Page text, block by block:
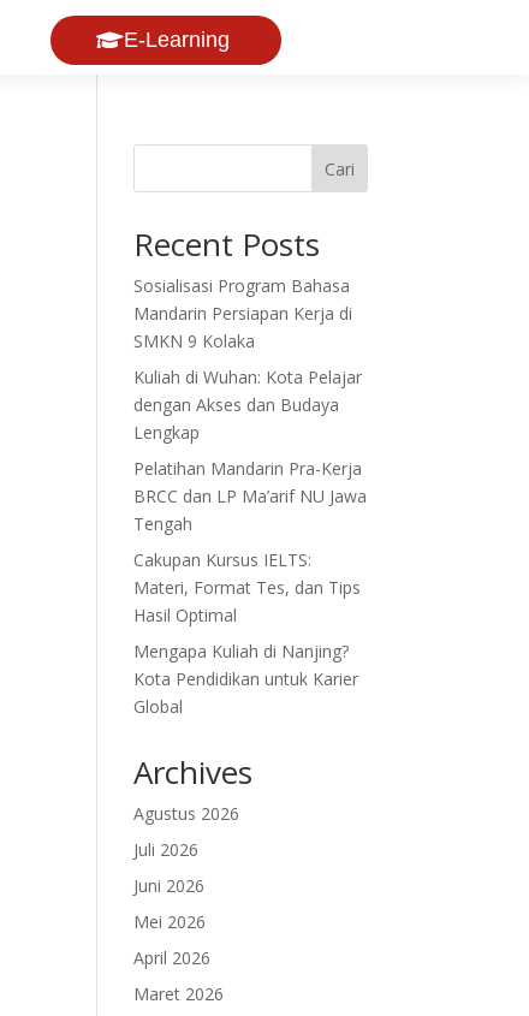
E-Learning
Cari
Recent Posts
Sosialisasi Program Bahasa
Mandarin Persiapan Kerja di
SMKN 9 Kolaka
Kuliah di Wuhan: Kota Pelajar
dengan Akses dan Budaya
Lengkap
Pelatihan Mandarin Pra-Kerja
BRCC dan LP Ma’arif NU Jawa
Tengah
Cakupan Kursus IELTS:
Materi, Format Tes, dan Tips
Hasil Optimal
Mengapa Kuliah di Nanjing?
Kota Pendidikan untuk Karier
Global
Archives
Agustus 2026
Juli 2026
Juni 2026
Mei 2026
April 2026
Maret 2026